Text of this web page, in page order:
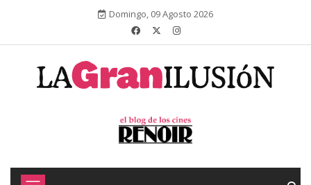
Domingo, 09 Agosto 2026